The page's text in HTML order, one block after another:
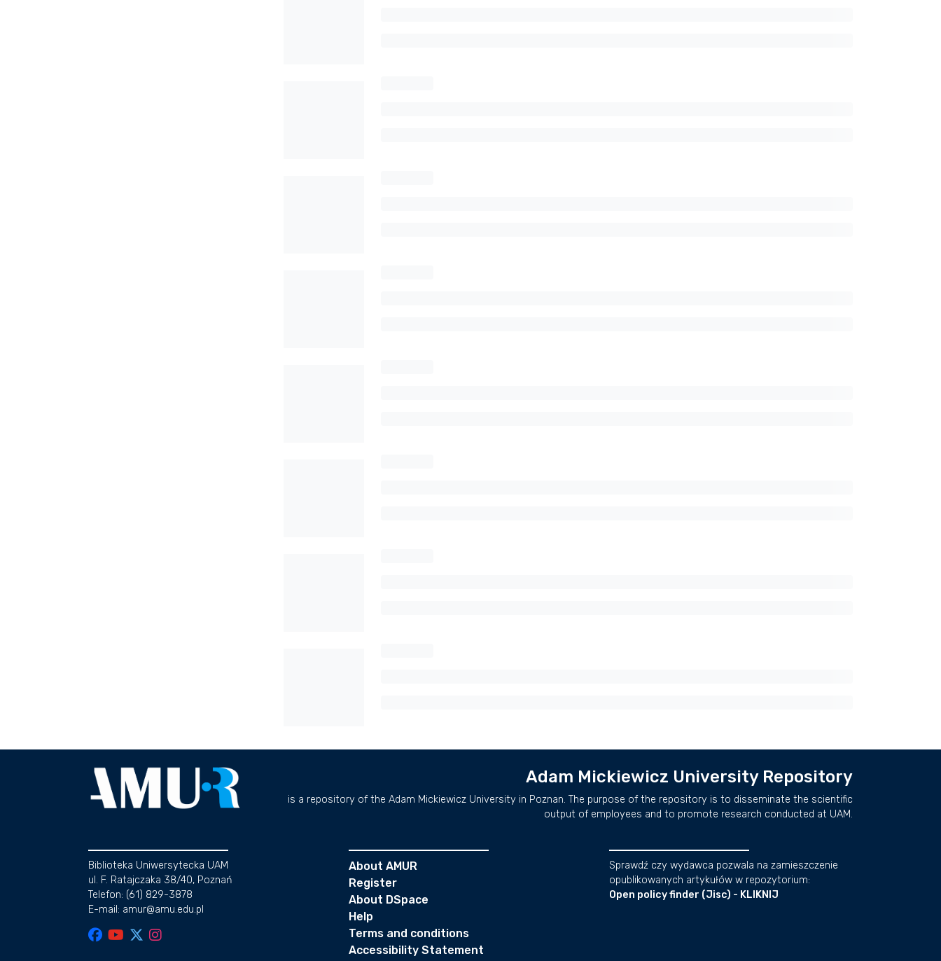
Adam Mickiewicz University Repository
is a repository of the Adam Mickiewicz University in Poznan. The purpose of the repository is to disseminate the scientific
output of employees and to promote research conducted at UAM.
Biblioteka Uniwersytecka UAM
ul. F. Ratajczaka 38/40, Poznań
Telefon: (61) 829-3878
E-mail: amur@amu.edu.pl
About AMUR
Register
About DSpace
Help
Terms and conditions
Accessibility Statement
Sprawdź czy wydawca pozwala na zamieszczenie
opublikowanych artykułów w repozytorium:
Open policy finder (Jisc) - KLIKNIJ